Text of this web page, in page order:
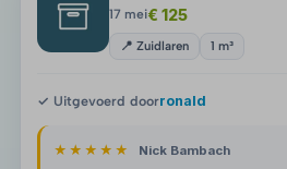
17 mei€ 125
📍 Zuidlaren 1 m³
✓ Uitgevoerd doorronald
★★★★★ Nick Bambach